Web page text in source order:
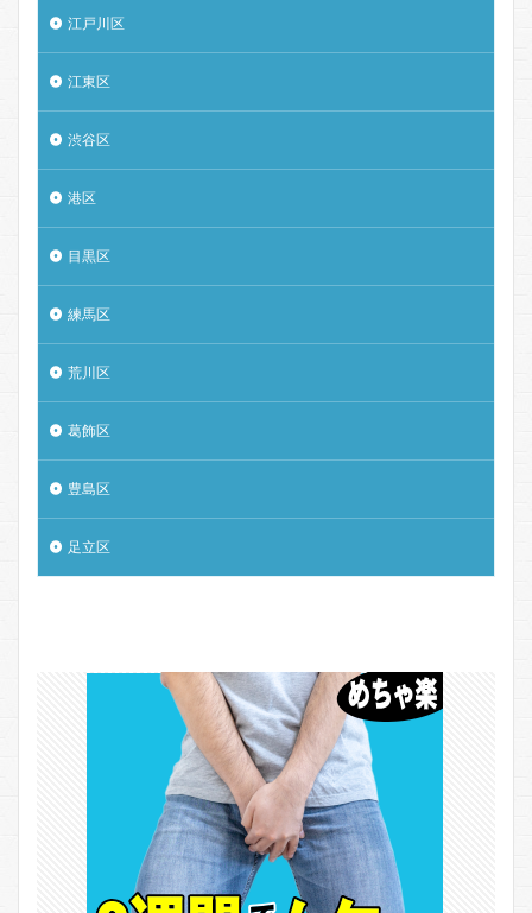
江戸川区
江東区
渋谷区
港区
目黒区
練馬区
荒川区
葛飾区
豊島区
足立区